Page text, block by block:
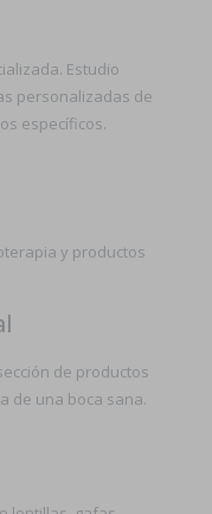
Estudio
personalizadas de
específicos.
y productos
de productos
de una boca sana.